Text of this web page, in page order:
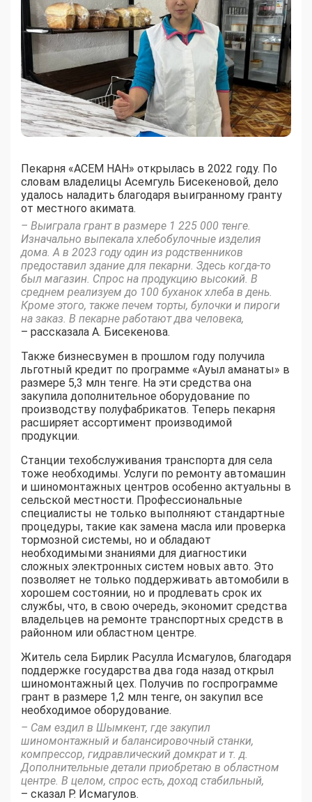
Пекарня «АСЕМ НАН» открылась в 2022 году. По
словам владелицы Асемгуль Бисекеновой, дело
удалось наладить благодаря выигранному гранту
от местного акимата.
– Выиграла грант в размере 1 225 000 тенге.
Изначально выпекала хлебобулочные изделия
дома. А в 2023 году один из родственников
предоставил здание для пекарни. Здесь когда-то
был магазин. Спрос на продукцию высокий. В
среднем реализуем до 100 буханок хлеба в день.
Кроме этого, также печем торты, булочки и пироги
на заказ. В пекарне работают два человека,
– рассказала А. Бисекенова.
Также бизнесвумен в прошлом году получила
льготный кредит по программе «Ауыл аманаты» в
размере 5,3 млн тенге. На эти средства она
закупила дополнительное оборудование по
производству полуфабрикатов. Теперь пекарня
расширяет ассортимент производимой
продукции.
Станции техобслуживания транспорта для села
тоже необходимы. Услуги по ремонту автомашин
и шиномонтажных центров особенно актуальны в
сельской местности. Профессиональные
специалисты не только выполняют стандартные
процедуры, такие как замена масла или проверка
тормозной системы, но и обладают
необходимыми знаниями для диагностики
сложных электронных систем новых авто. Это
позволяет не только поддерживать автомобили в
хорошем состоянии, но и продлевать срок их
службы, что, в свою очередь, экономит средства
владельцев на ремонте транспортных средств в
районном или областном центре.
Житель села Бирлик Расулла Исмагулов, благодаря
поддержке государства два года назад открыл
шиномонтажный цех. Получив по госпрограмме
грант в размере 1,2 млн тенге, он закупил все
необходимое оборудование.
– Сам ездил в Шымкент, где закупил
шиномонтажный и балансировочный станки,
компрессор, гидравлический домкрат и т. д.
Дополнительные детали приобретаю в областном
центре. В целом, спрос есть, доход стабильный,
– сказал Р. Исмагулов.